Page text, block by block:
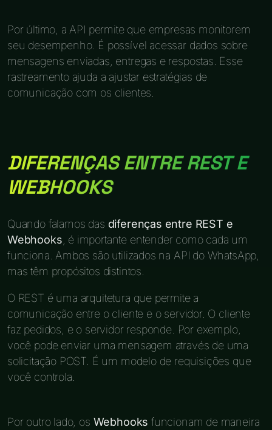
Por último, a API permite que empresas monitorem
seu desempenho. É possível acessar dados sobre
mensagens enviadas, entregas e respostas. Esse
rastreamento ajuda a ajustar estratégias de
comunicação com os clientes.
DIFERENÇAS ENTRE REST E
WEBHOOKS
Quando falamos das diferenças entre REST e
Webhooks , é importante entender como cada um
funciona. Ambos são utilizados na API do WhatsApp,
mas têm propósitos distintos.
O REST é uma arquitetura que permite a
comunicação entre o cliente e o servidor. O cliente
faz pedidos, e o servidor responde. Por exemplo,
você pode enviar uma mensagem através de uma
solicitação POST. É um modelo de requisições que
você controla.
Por outro lado, os Webhooks funcionam de maneira